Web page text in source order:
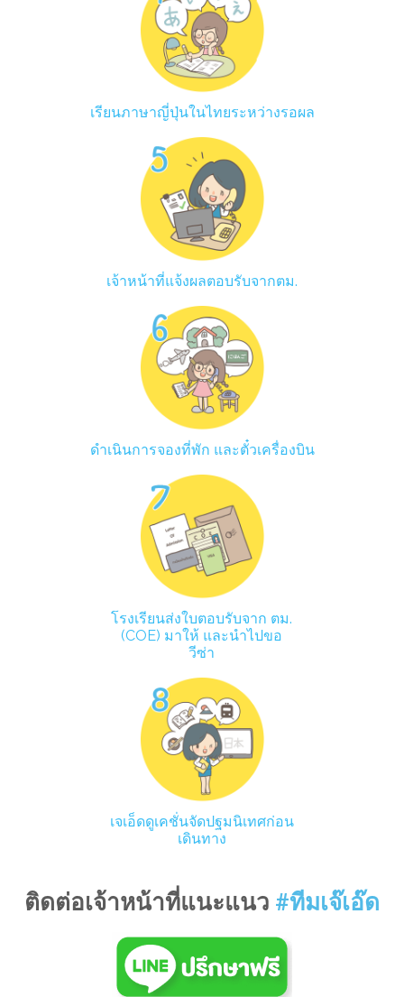
เรียนภาษาญี่ปุ่นในไทยระหว่างรอผล
เจ้าหน้าที่แจ้งผลตอบรับจากตม.
ดำเนินการจองที่พัก และตั๋วเครื่องบิน
โรงเรียนส่งใบตอบรับจาก ตม.
(COE) มาให้ และนำไปขอ
วีซ่า
เจเอ็ดดูเคชั่นจัดปฐมนิเทศก่อน
เดินทาง
ติดต่อเจ้าหน้าที่แนะแนว #ทีมเจ๊เอ๊ด